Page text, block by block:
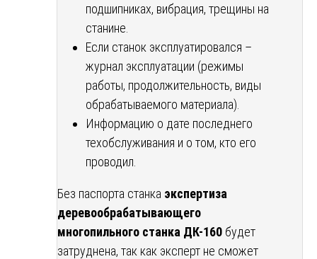
подшипниках, вибрация, трещины на
станине.
Если станок эксплуатировался –
журнал эксплуатации (режимы
работы, продолжительность, виды
обрабатываемого материала).
Информацию о дате последнего
техобслуживания и о том, кто его
проводил.
Без паспорта станка экспертиза
деревообрабатывающего
многопильного станка ДК-160 будет
затруднена, так как эксперт не сможет